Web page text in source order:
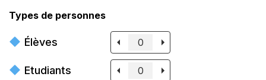
Types de personnes
Élèves
Etudiants